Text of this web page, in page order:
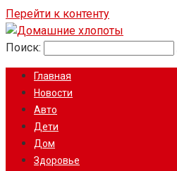
Перейти к контенту
Поиск:
Главная
Новости
Авто
Дети
Дом
Здоровье